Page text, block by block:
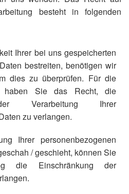
besteht in folgenden
Ihrer bei uns gespeicherten
bestreiten, benötigen wir
dies zu überprüfen. Für die
haben Sie das Recht, die
Verarbeitung Ihrer
zu verlangen.
Ihrer personenbezogenen
/ geschieht, können Sie
die Einschränkung der